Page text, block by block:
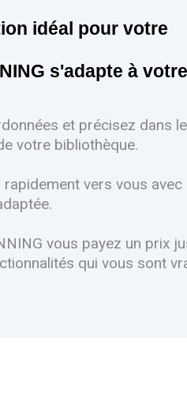
idéal pour votre
s'adapte à votre
et précisez dans le
votre bibliothèque.
vers vous avec
vous payez un prix
qui vous sont